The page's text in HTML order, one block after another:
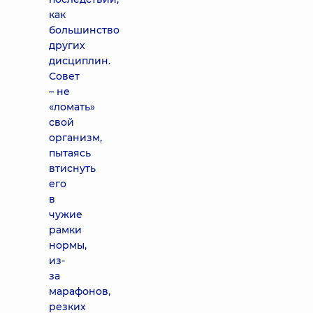
как
большинство
других
дисциплин.
Совет
– не
«ломать»
свой
организм,
пытаясь
втиснуть
его
в
чужие
рамки
нормы,
из-
за
марафонов,
резких